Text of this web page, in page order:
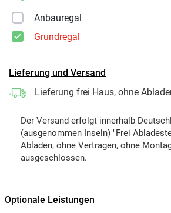
Anbauregal
Grundregal
Lieferung und Versand
Lieferung frei Haus, ohne
Der Versand erfolgt innerhalb
(ausgenommen Inseln) "Frei
Abladen, ohne Vertragen, ohne
ausgeschlossen.
Optionale Leistungen